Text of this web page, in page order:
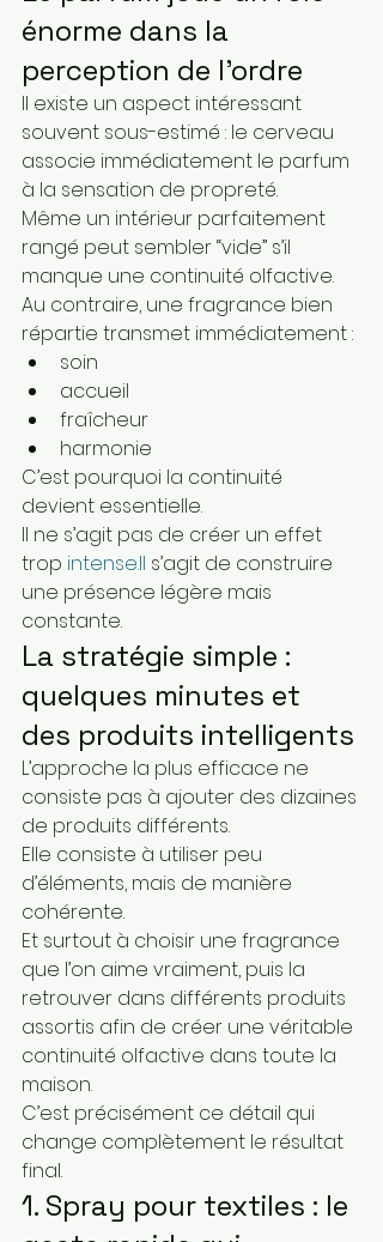
énorme dans la
perception de l’ordre
Il existe un aspect intéressant
souvent sous-estimé : le cerveau
associe immédiatement le parfum
à la sensation de propreté.
Même un intérieur parfaitement
rangé peut sembler “vide” s’il
manque une continuité olfactive.
Au contraire, une fragrance bien
répartie transmet immédiatement :
soin
accueil
fraîcheur
harmonie
C’est pourquoi la continuité
devient essentielle.
Il ne s’agit pas de créer un effet
trop intense.Il s’agit de construire
une présence légère mais
constante.
La stratégie simple :
quelques minutes et
des produits intelligents
L’approche la plus efficace ne
consiste pas à ajouter des dizaines
de produits différents.
Elle consiste à utiliser peu
d’éléments, mais de manière
cohérente.
Et surtout à choisir une fragrance
que l’on aime vraiment, puis la
retrouver dans différents produits
assortis afin de créer une véritable
continuité olfactive dans toute la
maison.
C’est précisément ce détail qui
change complètement le résultat
final.
1. Spray pour textiles : le